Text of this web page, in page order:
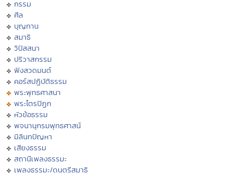
กรรม
ศีล
บุญทาน
สมาธิ
วิปัสสนา
ปริวาสกรรม
ฟังสวดมนต์
คอร์สปฏิบัติธรรม
พระพุทธศาสนา
พระไตรปิฏก
หัวข้อธรรม
พจนานุกรมพุทธศาสน์
มิลินทปัญหา
เสียงธรรม
สถานีเพลงธรรมะ
เพลงธรรมะ/ดนตรีสมาธิ